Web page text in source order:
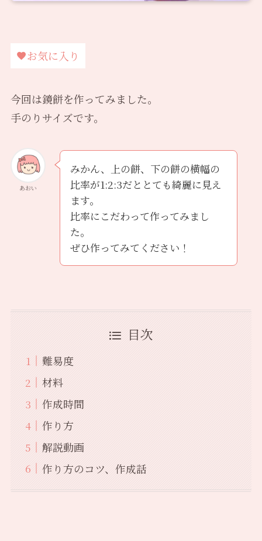
お気に入り
今回は鏡餅を作ってみました。
手のりサイズです。
あおい
みかん、上の餅、下の餅の横幅の
比率が1:2:3だととても綺麗に見え
ます。
比率にこだわって作ってみまし
た。
ぜひ作ってみてください！
目次
難易度
材料
作成時間
作り方
解説動画
作り方のコツ、作成話